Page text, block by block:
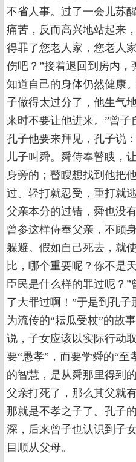
不省人事。过了一会儿苏
痛苦，反而高兴地站起来
得罪了您老人家，您老人
伤吧？”接着退回到房内，
知道自己的身体仍然健康
子做得太过分了，他生气
来时不要让他进来。”曾
孔子他要来拜见，孔子说
儿子叫舜。舜侍奉瞽瞍，
身旁的；瞽瞍想找到他把
过。轻打就忍受，重打就
父亲本分的过错，舜也没
曾参这样侍奉父亲，不顾
躲避。假如自己死去，就
比，哪个重要呢？你不是
臣民是什么样的罪过呢？
了大罪过啊！”于是到孔
为流传的“耘瓜受杖”的故
说，子女应该以实际行动
要“愚孝”，而要学舜的“至
的智慧，是从舜那里得到
父亲打死了，那么其父就
那就是不孝之子了。孔子
深，后来曾子也认识到子
目顺从父母。